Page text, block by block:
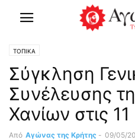
ΤΟΠΙΚΑ
Σύγκληση
Συνέλευσης
Χανίων στις
Από Αγώνας της Κρήτης - 09/05/